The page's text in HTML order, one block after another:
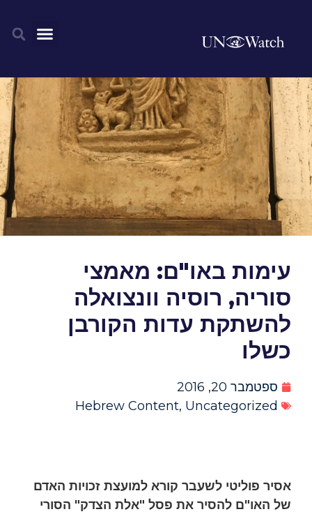
עימות באו"ם: מאמצי
סוריה, רוסיה וונצואלה
להשתקת עדות הקורבן
כשלו
ספטמבר 20, 2016
Hebrew Content, Uncategorized
אסיר פוליטי לשעבר קורא למועצת זכויות האדם
של האו"ם להסיר את פסל "אלת הצדק" הסורי